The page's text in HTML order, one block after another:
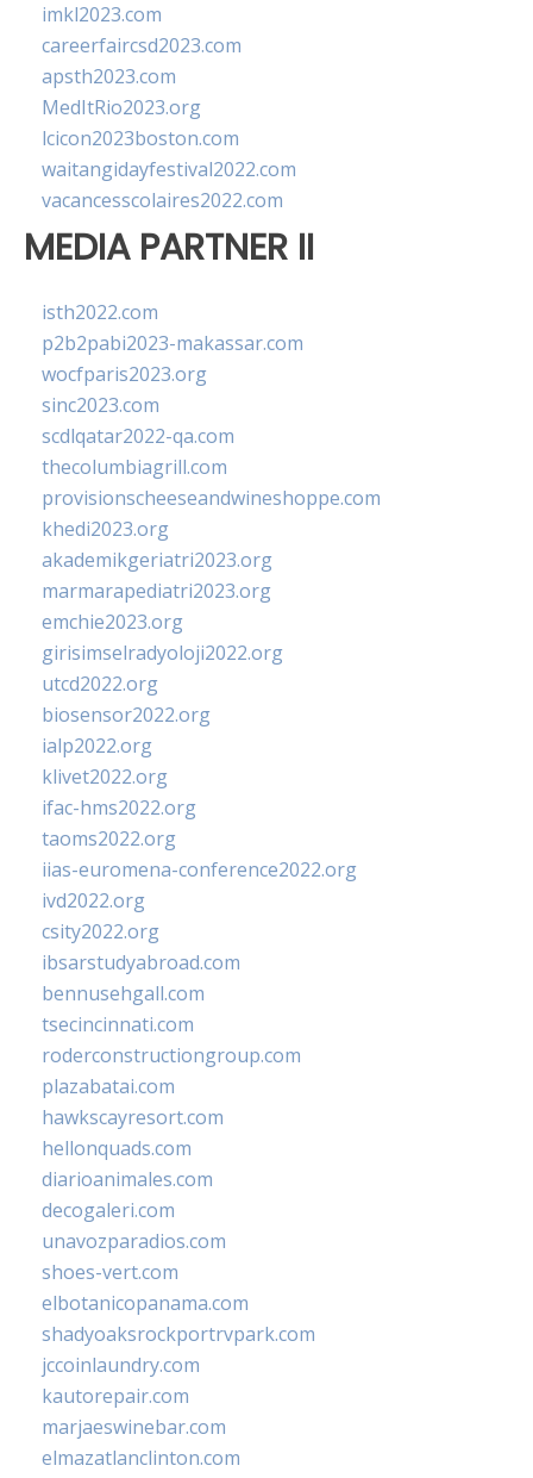
imkl2023.com
careerfaircsd2023.com
apsth2023.com
MedItRio2023.org
lcicon2023boston.com
waitangidayfestival2022.com
vacancesscolaires2022.com
MEDIA PARTNER II
isth2022.com
p2b2pabi2023-makassar.com
wocfparis2023.org
sinc2023.com
scdlqatar2022-qa.com
thecolumbiagrill.com
provisionscheeseandwineshoppe.com
khedi2023.org
akademikgeriatri2023.org
marmarapediatri2023.org
emchie2023.org
girisimselradyoloji2022.org
utcd2022.org
biosensor2022.org
ialp2022.org
klivet2022.org
ifac-hms2022.org
taoms2022.org
iias-euromena-conference2022.org
ivd2022.org
csity2022.org
ibsarstudyabroad.com
bennusehgall.com
tsecincinnati.com
roderconstructiongroup.com
plazabatai.com
hawkscayresort.com
hellonquads.com
diarioanimales.com
decogaleri.com
unavozparadios.com
shoes-vert.com
elbotanicopanama.com
shadyoaksrockportrvpark.com
jccoinlaundry.com
kautorepair.com
marjaeswinebar.com
elmazatlanclinton.com